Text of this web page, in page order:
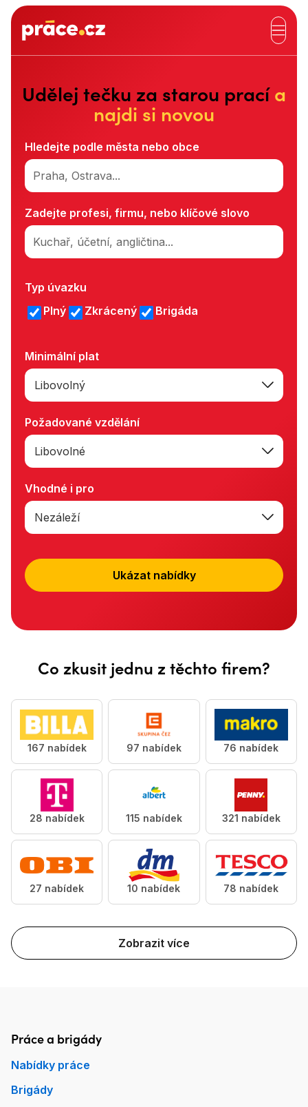
Hlavní záhlaví
Udělej tečku za starou pracía
najdi si novou
Hledejte podle města nebo obce
Praha, Ostrava...
Zadejte profesi, firmu, nebo klíčové slovo
Kuchař, účetní, angličtina...
Typ úvazku
Typ úvazku
Plný
Zkrácený Brigáda
Minimální plat
Libovolný
Požadované vzdělání
Libovolné
Vhodné i pro
Nezáleží
Ukázat nabídky
Co zkusit jednu z těchto firem?
167 nabídek 97 nabídek 76 nabídek
28 nabídek 115 nabídek 321 nabídek
27 nabídek 10 nabídek 78 nabídek
Zobrazit více
Patička Práce.cz
Práce a brigády
Nabídky práce
Brigády